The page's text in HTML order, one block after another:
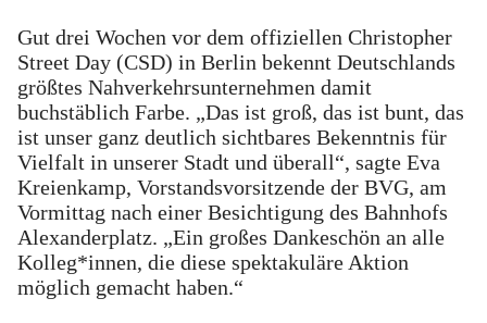
Gut drei Wochen vor dem offiziellen Christopher
Street Day (CSD) in Berlin bekennt Deutschlands
größtes Nahverkehrsunternehmen damit
buchstäblich Farbe. „Das ist groß, das ist bunt, das
ist unser ganz deutlich sichtbares Bekenntnis für
Vielfalt in unserer Stadt und überall“, sagte Eva
Kreienkamp, Vorstandsvorsitzende der BVG, am
Vormittag nach einer Besichtigung des Bahnhofs
Alexanderplatz. „Ein großes Dankeschön an alle
Kolleg*innen, die diese spektakuläre Aktion
möglich gemacht haben.“